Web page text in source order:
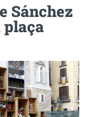
Sánchez
plaça